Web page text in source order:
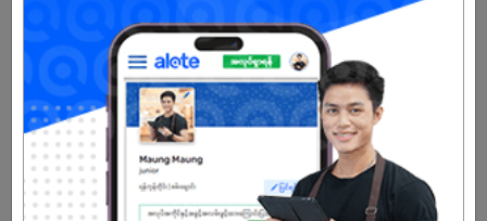
၂ နှစ်စာချုပ်ချုပ်နိုင်ပါလား? YES
CLICK HERE TO APPLY